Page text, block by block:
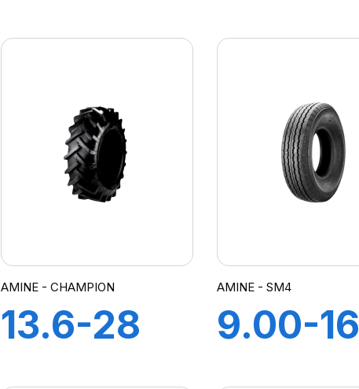
AMINE - CHAMPION
13.6-28
AMINE - SM4
9.00-16